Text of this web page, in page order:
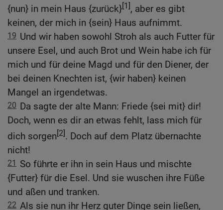
{nun} in mein Haus {zurück}[1], aber es gibt
keinen, der mich in {sein} Haus aufnimmt.
19 Und wir haben sowohl Stroh als auch Futter für
unsere Esel, und auch Brot und Wein habe ich für
mich und für deine Magd und für den Diener, der
bei deinen Knechten ist, {wir haben} keinen
Mangel an irgendetwas.
20 Da sagte der alte Mann: Friede {sei mit} dir!
Doch, wenn es dir an etwas fehlt, lass mich für
dich sorgen[2]. Doch auf dem Platz übernachte
nicht!
21
So führte er ihn in sein Haus und mischte
{Futter} für die Esel. Und sie wuschen ihre Füße
und aßen und tranken.
22 Als sie nun ihr Herz guter Dinge sein ließen,